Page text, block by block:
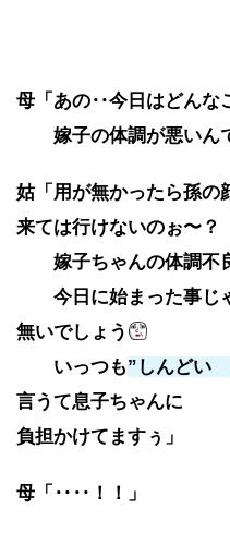
母「あの‥今日はどんな
嫁子の体調が悪いん
姑「用が無かったら孫の
来ては行けないのぉ〜？
嫁子ちゃんの体調不
今日に始まった事じ
無いでしょう
いっつも”しんどい
言うて息子ちゃんに
負担かけてますぅ」
母「‥‥！！」